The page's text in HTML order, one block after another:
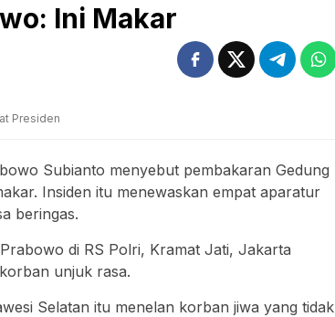
Ini Makar
Presiden
Subianto menyebut pembakaran Gedung
Insiden itu menewaskan empat aparatur
beringas.
di RS Polri, Kramat Jati, Jakarta
unjuk rasa.
Selatan itu menelan korban jiwa yang tidak